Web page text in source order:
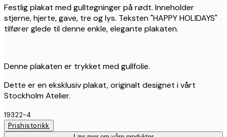
Festlig plakat med gulltegninger på rødt. Inneholder
stjerne, hjerte, gave, tre og lys. Teksten "HAPPY HOLIDAYS"
tilfører glede til denne enkle, elegante plakaten.
Denne plakaten er trykket med gullfolie.
Dette er en eksklusiv plakat, originalt designet i vårt
Stockholm Atelier.
19322-4
Prishistorikk